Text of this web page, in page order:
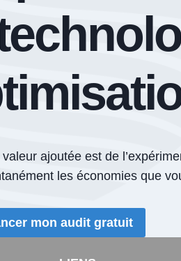
ajoutée est de
les économies que
mon audit gratuit